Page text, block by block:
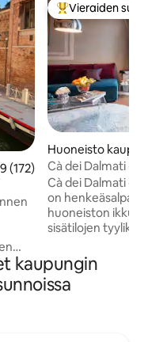
arvio 4,9/5,
(172)
Vieraiden
Vieraiden
Huoneisto
etsia
Cà dei Dalmati -
Cà dei Dalmati -
on
huoneiston
sisätilojen
ominaisuudet
ainutlaatuisen.
makuuhuonetta,
kaupungin